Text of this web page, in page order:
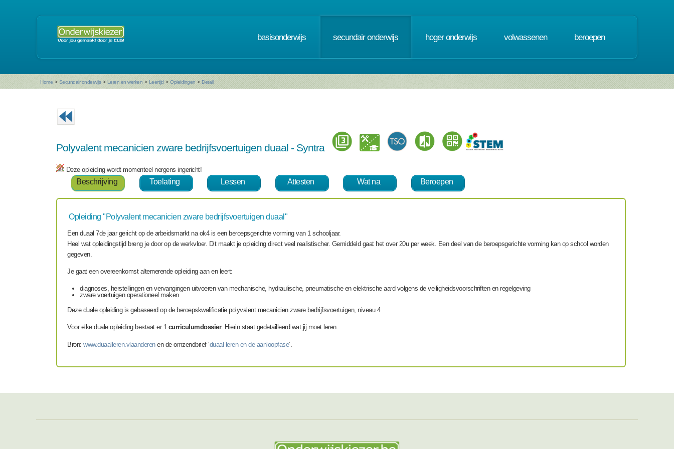
basisonderwijs secundair onderwijs hoger onderwijs volwassenen beroepen
Home > Secundair onderwijs > Leren en werken > Leertijd > Opleidingen > Detail
Polyvalent mecanicien zware bedrijfsvoertuigen duaal - Syntra
Deze opleiding wordt momenteel nergens ingericht!
Beschrijving Toelating Lessen Attesten Wat na Beroepen
Opleiding "Polyvalent mecanicien zware bedrijfsvoertuigen duaal"
Een duaal 7dejaar gericht op de arbeidsmarkt na ok4 is een beroepsgerichte vorming van 1 schooljaar.
Heel wat opleidingstijd breng je door op de werkvloer. Dit maakt je opleiding direct veel realistischer. Gemiddeld gaat het over 20u per week. Een deel van de beroepsgerichte vorming kan op school worden
gegeven.
Je gaat een overeenkomst alternerende opleiding aan en leert:
diagnoses, herstellingen en vervangingen uitvoeren van mechanische, hydraulische, pneumatische en elektrische aard volgens de veiligheidsvoorschriften en regelgeving
zware voertuigen operationeel maken
Deze duale opleiding is gebaseerd op de beroepskwalificatie polyvalent mecanicien zware bedrijfsvoertuigen, niveau 4
Voor elke duale opleiding bestaat er 1 curriculumdossier. Hierin staat gedetailleerd wat jij moet leren.
Bron: www.duaalleren.vlaanderenen de omzendbrief ‘duaal leren en de aanloopfase’.